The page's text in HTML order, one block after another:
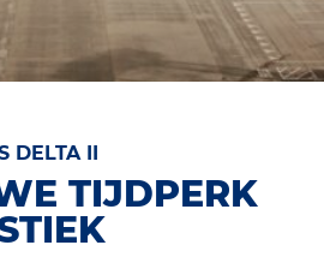
DELTA II
TIJDPERK